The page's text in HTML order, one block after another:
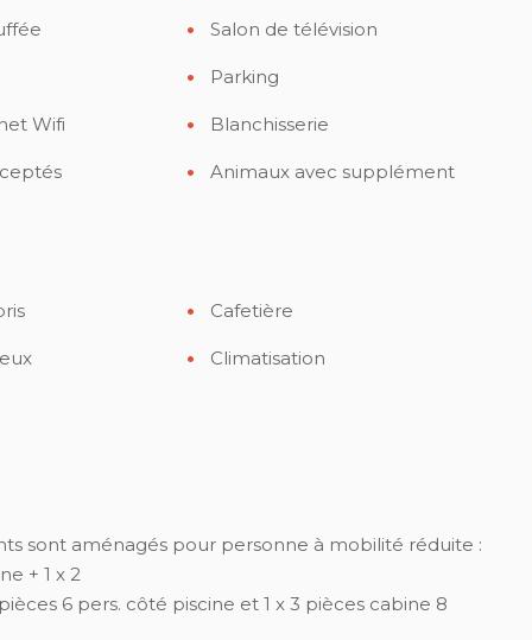
Salon de télévision
Parking
Wifi Blanchisserie
Animaux avec supplément
Cafetière
Climatisation
sont aménagés pour personne à mobilité réduite :
+ 1 x 2
6 pers. côté piscine et 1 x 3 pièces cabine 8